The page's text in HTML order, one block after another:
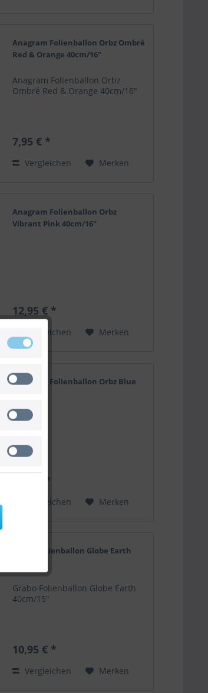
Anagram Folienballon Orbz Ombré
Red & Orange 40cm/16"
Anagram Folienballon Orbz
Ombré Red & Orange 40cm/16"
7,95 € *
Vergleichen Merken
Anagram Folienballon Orbz
Vibrant Pink 40cm/16"
12,95 € *
Vergleichen Merken
Anagram Folienballon Orbz Blue
7,95 € *
Vergleichen Merken
Grabo Folienballon Globe Earth
Grabo Folienballon Globe Earth
40cm/15"
10,95 € *
Vergleichen Merken